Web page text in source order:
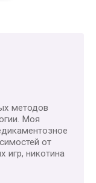
методов
Моя
от
игр, никотина